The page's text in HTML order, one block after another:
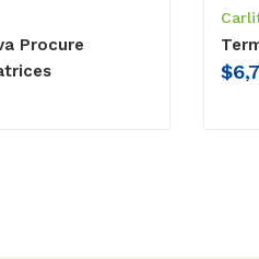
Procure
$